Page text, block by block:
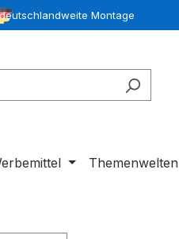
deutschlandweite Montage
Themenwelten